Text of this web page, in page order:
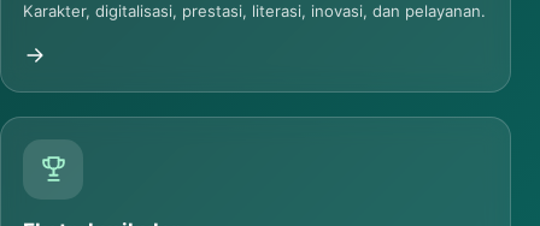
Program Unggulan
Karakter, digitalisasi, prestasi, literasi, inovasi, dan pelayanan.